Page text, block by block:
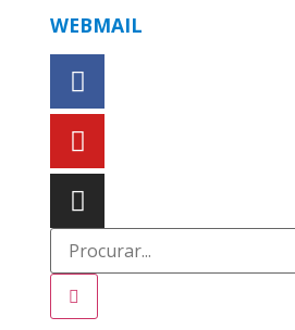
WEBMAIL